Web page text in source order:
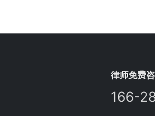
律师免费
166-